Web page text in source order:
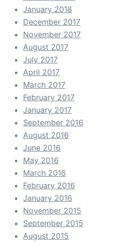
January 2018
December 2017
November 2017
August 2017
July 2017
April 2017
March 2017
February 2017
January 2017
September 2016
August 2016
June 2016
May 2016
March 2016
February 2016
January 2016
November 2015
September 2015
August 2015